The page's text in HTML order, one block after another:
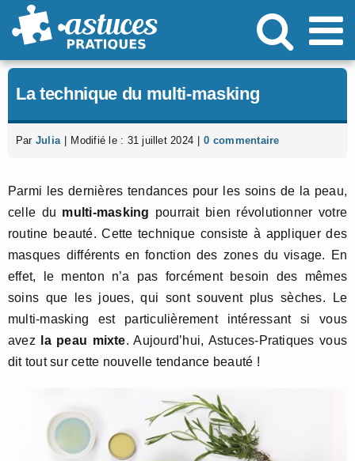
Passer
au
La technique du multi-masking
Par Julia Modifié le : 31 juillet 2024 0 commentaire
Parmi les dernières tendances pour les soins de la peau,
celle du multi-masking pourrait bien révolutionner votre
routine beauté. Cette technique consiste à appliquer des
masques différents en fonction des zones du visage. En
effet, le menton n’a pas forcément besoin des mêmes
soins que les joues, qui sont souvent plus sèches. Le
multi-masking est particulièrement intéressant si vous
avez
la peau mixte. Aujourd’hui, Astuces-Pratiques vous
dit tout sur cette nouvelle tendance beauté !